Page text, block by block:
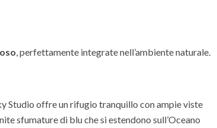
, perfettamente integrate nell’ambiente naturale.
Studio offre un rifugio tranquillo con ampie viste
sfumature di blu che si estendono sull’Oceano